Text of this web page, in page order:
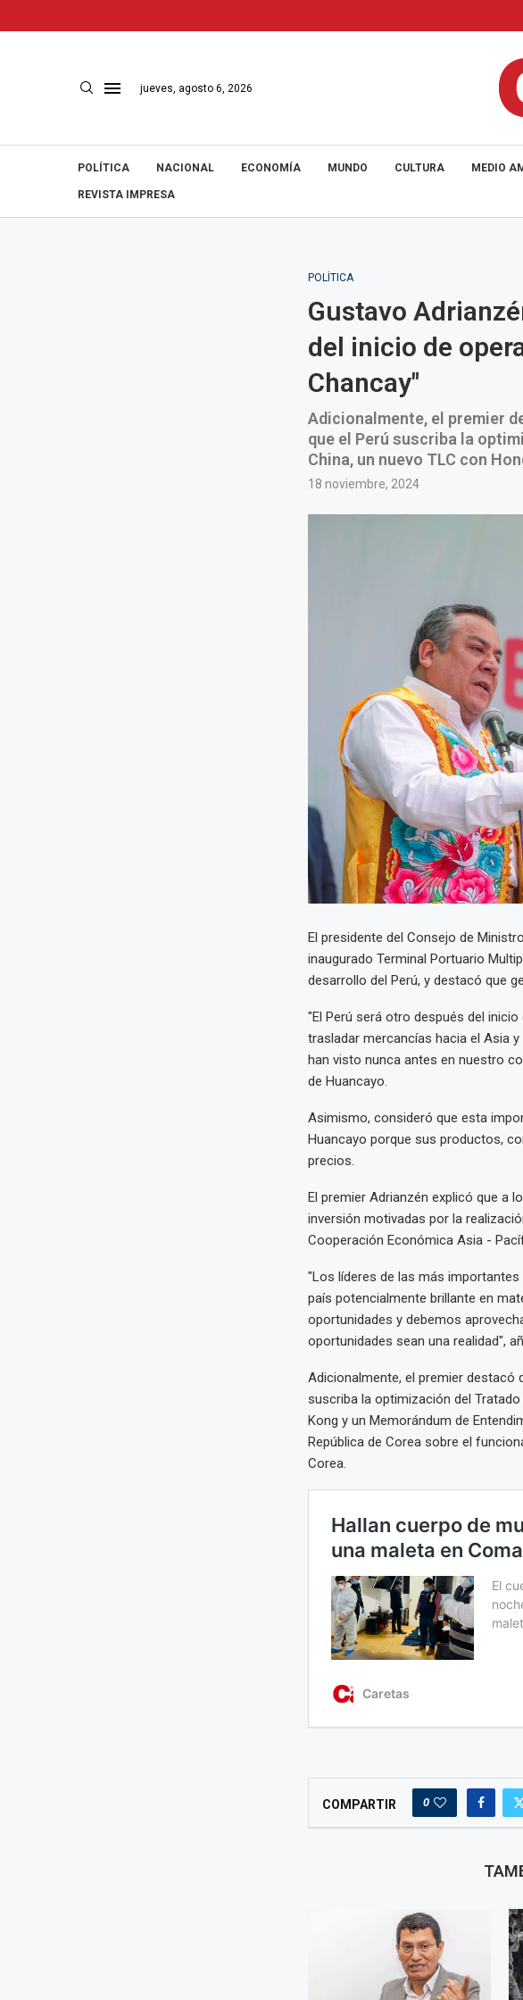
jueves, agosto 6, 2026
POLÍTICA NACIONAL ECONOMÍA MUNDO CULTURA MEDIO
REVISTA IMPRESA
POLÍTICA
Gustavo
del inicio de
Chancay"
Adicionalmente, el premier
que el Perú suscriba la
China, un nuevo TLC con
18 noviembre, 2024
El presidente del Consejo de
inaugurado Terminal Portuario
desarrollo del Perú, y destacó que
"El Perú será otro después del
trasladar mercancías hacia el Asia
han visto nunca antes en nuestro
de Huancayo.
Asimismo, consideró que esta
Huancayo porque sus productos,
precios.
El premier Adrianzén explicó que a
inversión motivadas por la
Cooperación Económica Asia -
"Los líderes de las más
país potencialmente brillante en
oportunidades y debemos
oportunidades sean una realidad",
Adicionalmente, el premier destacó
suscriba la optimización del
Kong y un Memorándum de
República de Corea sobre el
Corea.
COMPARTIR 0